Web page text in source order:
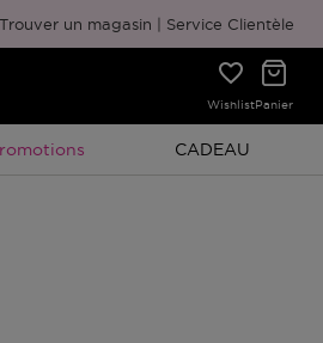
cadeau gratuit
Trouver un magasin Service Clientèle
WishlistPanier
À Durée LimitéePromotion À
CADEAU